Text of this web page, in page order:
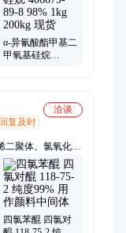
α-异氰酸酯甲基二
甲氧基硅烷
洽谈
回复及时
二聚体、氯氧化
石、二异戊基硫
四氯苯醌 四氯对